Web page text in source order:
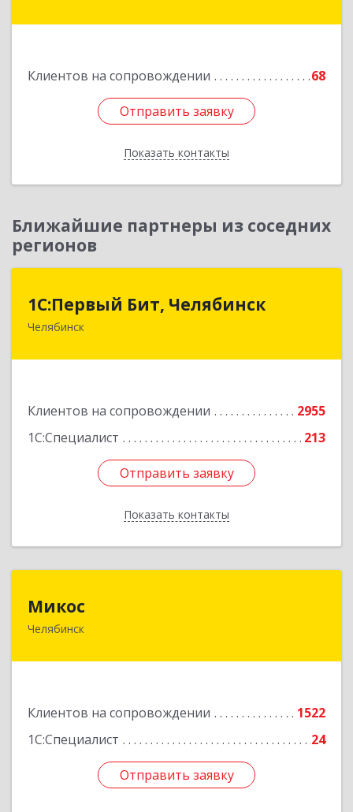
Клиентов на сопровождении 68
Отправить заявку
Показать контакты
Отправить заявку
Назад
Ближайшие партнеры из соседних
регионов
1С:Первый Бит, Челябинск
Челябинск
Клиентов на сопровождении
2955
1С:Специалист
213
Отправить заявку
Показать контакты
1С:Первый Бит, Челябинск
Отправить заявку
Назад
Микос
Челябинск
Клиентов на сопровождении
1522
1С:Специалист
24
Отправить заявку
Отправить заявку